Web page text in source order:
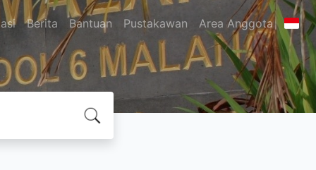
Berita Bantuan Pustakawan Area Anggota